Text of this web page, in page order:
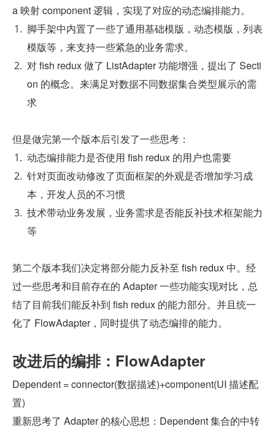
a 映射 component 逻辑，实现了对应的动态编排能力。
脚手架中内置了一些了通用基础模版，动态模版，列表
模版等，来支持一些紧急的业务需求。
对 fish redux 做了 ListAdapter 功能增强，提出了 Secti
on 的概念。来满足对数据不同数据集合类型展示的需
求
但是做完第一个版本后引发了一些思考：
动态编排能力是否使用 fish redux 的用户也需要
针对页面改动修改了页面框架的外观是否增加学习成
本，开发人员的不习惯
技术带动业务发展，业务需求是否能反补技术框架能力
等
第二个版本我们决定将部分能力反补至 fish redux 中。经
过一些思考和目前存在的 Adapter 一些功能实现对比，总
结了目前我们能反补到 fish redux 的能力部分。并且统一
化了 FlowAdapter，同时提供了动态编排的能力。
改进后的编排：FlowAdapter
Dependent = connector(数据描述)+component(UI 描述配
置)
重新思考了 Adapter 的核心思想：Dependent 集合的中转